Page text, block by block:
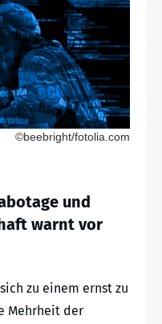
©beebright/fotolia.com
und
warnt vor
zu einem ernst zu
Mehrheit der